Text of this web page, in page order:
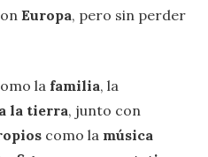
Europa, pero sin perder
la familia, la
la tierra, junto con
como la música